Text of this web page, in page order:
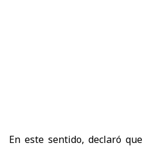
En este sentido, declaró que